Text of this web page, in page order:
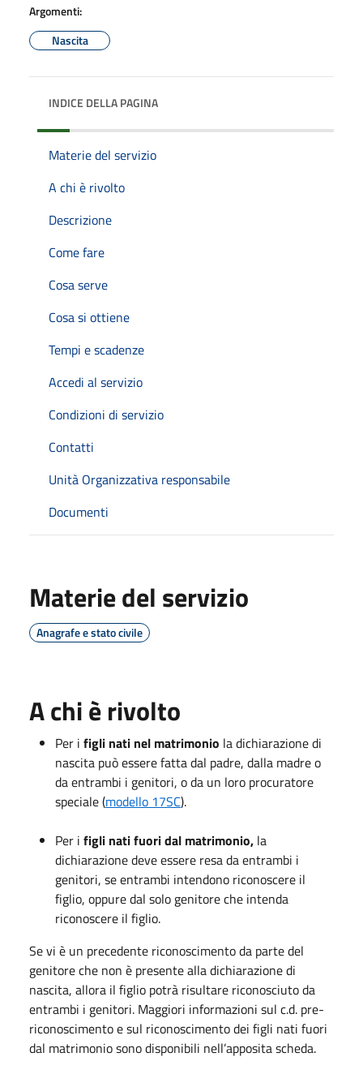
Argomenti:
Nascita
INDICE DELLA PAGINA
Materie del servizio
A chi è rivolto
Descrizione
Come fare
Cosa serve
Cosa si ottiene
Tempi e scadenze
Accedi al servizio
Condizioni di servizio
Contatti
Unità Organizzativa responsabile
Documenti
Materie del servizio
Anagrafe e stato civile
A chi è rivolto
Per i figli nati nel matrimonio la dichiarazione di
nascita può essere fatta dal padre, dalla madre o
da entrambi i genitori, o da un loro procuratore
speciale (modello 17SC).
Per i figli nati fuori dal matrimonio, la
dichiarazione deve essere resa da entrambi i
genitori, se entrambi intendono riconoscere il
figlio, oppure dal solo genitore che intenda
riconoscere il figlio.
Se vi è un precedente riconoscimento da parte del
genitore che non è presente alla dichiarazione di
nascita, allora il figlio potrà risultare riconosciuto da
entrambi i genitori. Maggiori informazioni sul c.d. pre-
riconoscimento e sul riconoscimento dei figli nati fuori
dal matrimonio sono disponibili nell’apposita scheda.